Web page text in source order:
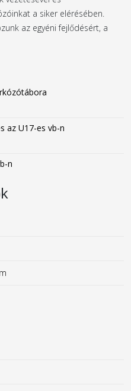
a siker elérésében.
az egyéni fejlődésért, a
az U17-es vb-n
n